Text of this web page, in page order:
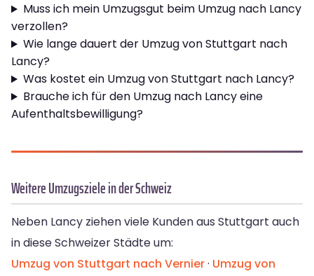
Muss ich mein Umzugsgut beim Umzug nach Lancy
verzollen?
Wie lange dauert der Umzug von Stuttgart nach
Lancy?
Was kostet ein Umzug von Stuttgart nach Lancy?
Brauche ich für den Umzug nach Lancy eine
Aufenthaltsbewilligung?
Weitere Umzugsziele in der Schweiz
Neben Lancy ziehen viele Kunden aus Stuttgart auch
in diese Schweizer Städte um:
Umzug von Stuttgart nach Vernier· Umzug von